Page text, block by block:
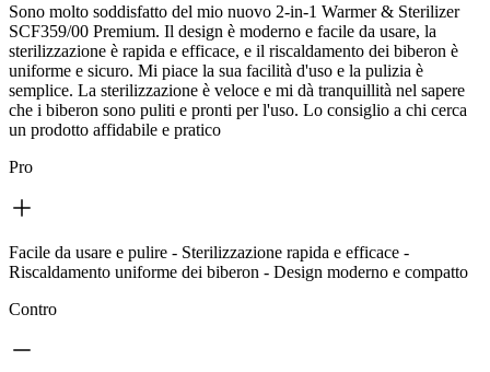
Sono molto soddisfatto del mio nuovo 2-in-1 Warmer & Sterilizer
SCF359/00 Premium. Il design è moderno e facile da usare, la
sterilizzazione è rapida e efficace, e il riscaldamento dei biberon è
uniforme e sicuro. Mi piace la sua facilità d'uso e la pulizia è
semplice. La sterilizzazione è veloce e mi dà tranquillità nel sapere
che i biberon sono puliti e pronti per l'uso. Lo consiglio a chi cerca
un prodotto affidabile e pratico
Pro
Facile da usare e pulire - Sterilizzazione rapida e efficace -
Riscaldamento uniforme dei biberon - Design moderno e compatto
Contro